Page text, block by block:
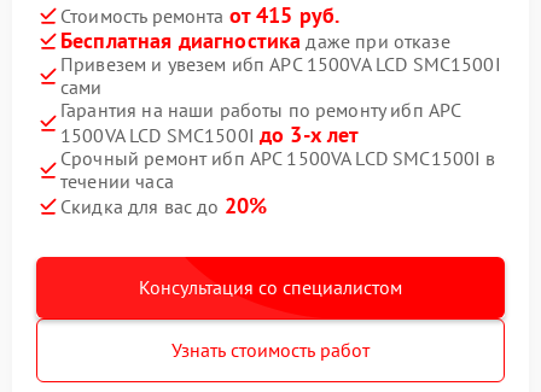
Стоимость ремонта от 415 руб.
Бесплатная диагностика даже при отказе
Привезем и увезем ибп APC 1500VA LCD SMC1500I
сами
Гарантия на наши работы по ремонту ибп APC
1500VA LCD SMC1500I до 3-х лет
Срочный ремонт ибп APC 1500VA LCD SMC1500I в
течении часа
Скидка для вас до 20%
Консультация со специалистом
Узнать стоимость работ